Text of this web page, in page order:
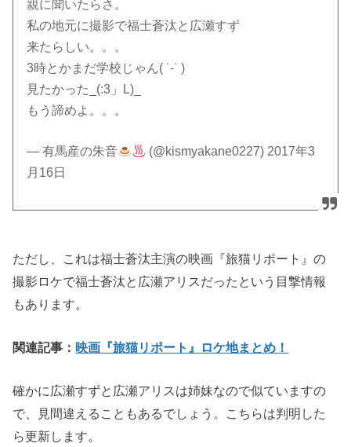
親に聞いたらさ。
私の地元に撮影で福士蒼汰と広瀬すず
来たらしい。。。
3時とかまだ学校じゃん( ˙-˙ )
見たかった_(:3」L)_
もう諦めよ。。。
— 有馬産の朱音
(@kismyakane0227) 2017年3
月16日
ただし、これは福士蒼汰主演の映画『旅猫リポート』の
撮影ロケで福士蒼汰と広瀬アリスだったという目撃情報
もあります。
関連記事： 映画『旅猫リポート』ロケ地まとめ！
確かに広瀬すずと広瀬アリスは姉妹なので似ていますの
で、見間違えることもあるでしょう。こちらは判明した
ら更新します。